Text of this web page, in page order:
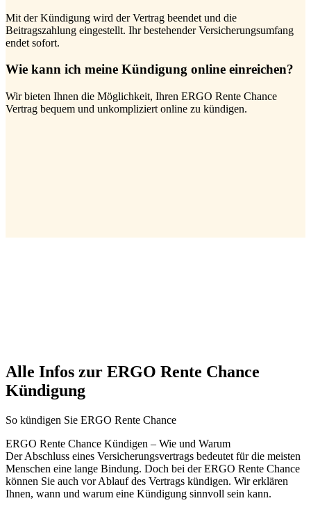
Mit der Kündigung wird der Vertrag beendet und die
Beitragszahlung eingestellt. Ihr bestehender Versicherungsumfang
endet sofort.
Wie kann ich meine Kündigung online einreichen?
Wir bieten Ihnen die Möglichkeit, Ihren ERGO Rente Chance
Vertrag bequem und unkompliziert online zu kündigen.
Alle Infos zur ERGO Rente Chance
Kündigung
So kündigen Sie ERGO Rente Chance
ERGO Rente Chance Kündigen – Wie und Warum
Der Abschluss eines Versicherungsvertrags bedeutet für die meisten
Menschen eine lange Bindung. Doch bei der ERGO Rente Chance
können Sie auch vor Ablauf des Vertrags kündigen. Wir erklären
Ihnen, wann und warum eine Kündigung sinnvoll sein kann.